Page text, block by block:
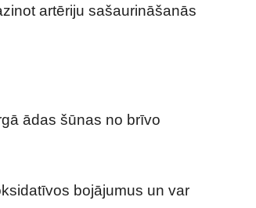
artēriju sašaurināšanās
ādas šūnas no brīvo
bojājumus un var